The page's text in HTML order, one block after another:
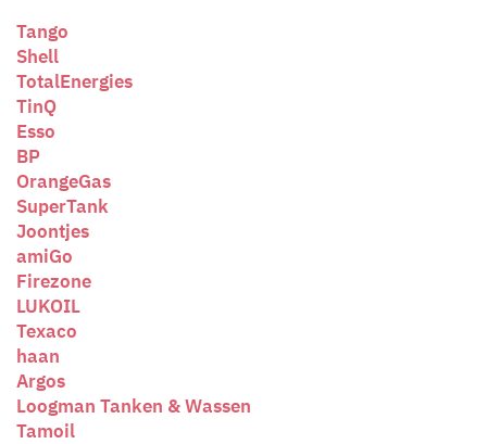
Tango
Shell
TotalEnergies
TinQ
Esso
BP
OrangeGas
SuperTank
Joontjes
amiGo
Firezone
LUKOIL
Texaco
haan
Argos
Loogman Tanken & Wassen
Tamoil